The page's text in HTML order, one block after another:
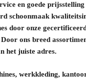
en goede
schoonmaak
door onze
ons breed
het juiste adres.
werkkleding,